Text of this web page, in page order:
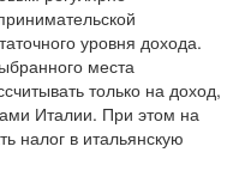
уровня дохода.
места
только на доход,
Италии. При этом на
налог в итальянскую